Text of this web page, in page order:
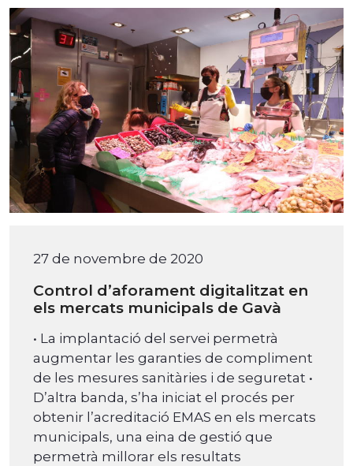
27 de novembre de 2020
Control d’aforament digitalitzat en
els mercats municipals de Gavà
• La implantació del servei permetrà
augmentar les garanties de compliment
de les mesures sanitàries i de seguretat •
D’altra banda, s’ha iniciat el procés per
obtenir l’acreditació EMAS en els mercats
municipals, una eina de gestió que
permetrà millorar els resultats